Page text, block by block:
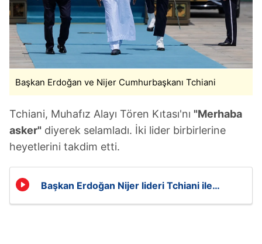
Başkan Erdoğan ve Nijer Cumhurbaşkanı Tchiani
Tchiani, Muhafız Alayı Tören Kıtası'nı "Merhaba
asker" diyerek selamladı. İki lider birbirlerine
heyetlerini takdim etti.
Başkan Erdoğan Nijer lideri Tchiani ile